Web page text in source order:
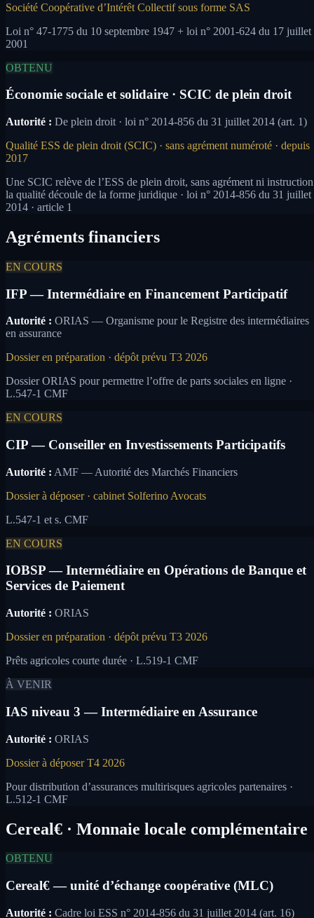
Société Coopérative d’Intérêt Collectif sous forme SAS
Loi n° 47-1775 du 10 septembre 1947 + loi n° 2001-624 du 17 juillet
2001
OBTENU
Économie sociale et solidaire · SCIC de plein droit
Autorité : De plein droit · loi n° 2014-856 du 31 juillet 2014 (art. 1)
Qualité ESS de plein droit (SCIC) · sans agrément numéroté · depuis
2017
Une SCIC relève de l’ESS de plein droit, sans agrément ni
la qualité découle de la forme juridique · loi n° 2014-856 du 31 juillet
2014 · article 1
Agréments financiers
EN COURS
IFP — Intermédiaire en Financement Participatif
Autorité : ORIAS — Organisme pour le Registre des intermédiaires
en assurance
Dossier en préparation · dépôt prévu T3 2026
Dossier ORIAS pour permettre l’offre de parts sociales en ligne ·
L.547-1 CMF
EN COURS
CIP — Conseiller en Investissements Participatifs
Autorité : AMF — Autorité des Marchés Financiers
Dossier à déposer · cabinet Solferino Avocats
L.547-1 et s. CMF
EN COURS
IOBSP — Intermédiaire en Opérations de Banque et
Services de Paiement
Autorité : ORIAS
Dossier en préparation · dépôt prévu T3 2026
Prêts agricoles courte durée · L.519-1 CMF
À VENIR
IAS niveau 3 — Intermédiaire en Assurance
Autorité : ORIAS
Dossier à déposer T4 2026
Pour distribution d’assurances multirisques agricoles partenaires ·
L.512-1 CMF
Cereal€ · Monnaie locale complémentaire
OBTENU
Cereal€ — unité d’échange coopérative (MLC)
Autorité : Cadre loi ESS n° 2014-856 du 31 juillet 2014 (art. 16)